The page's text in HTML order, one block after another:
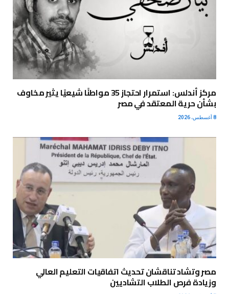
مركز أندلس: استمرار احتجاز 35 مواطنًا شيعيًا يثير مخاوف
بشأن حرية المعتقد في مصر
8 أغسطس، 2026
مصر وتشاد تناقشان تحديث اتفاقيات التعليم العالي
وزيادة فرص الطلاب التشاديين